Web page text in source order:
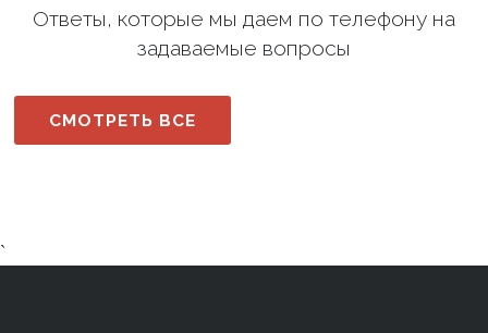
Ответы, которые мы даем по телефону на
задаваемые вопросы
СМОТРЕТЬ ВСЕ
`